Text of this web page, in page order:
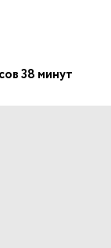
38 минут